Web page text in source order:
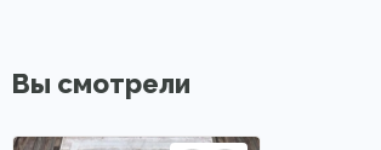
Вы смотрели